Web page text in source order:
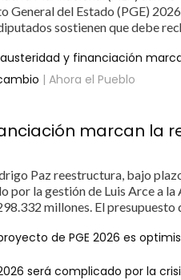
General del Estado (PGE)
sostienen que debe
y financiación
| Ahora el Pueblo
marcan la
Paz reestructura, bajo
por la gestión de Luis Arce a
millones. El presupuesto
de PGE 2026 es
será complicado por la